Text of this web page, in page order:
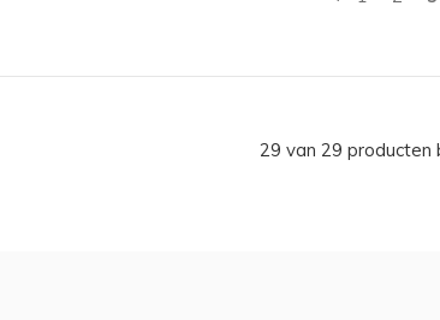
29 van 29 producten